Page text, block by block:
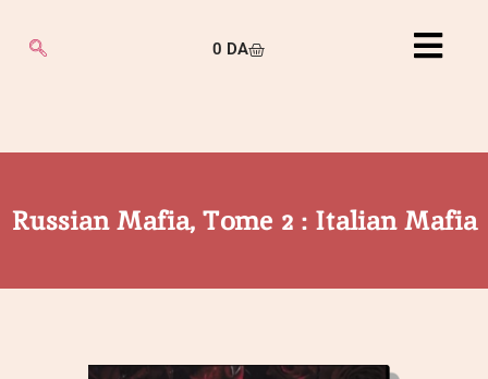
0 DA
Russian Mafia, Tome 2 : Italian Mafia